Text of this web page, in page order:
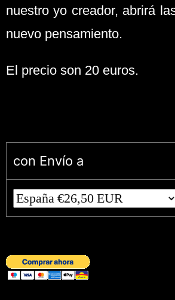
nuestro yo creador, abrirá
nuevo pensamiento.
El precio son 20 euros.
con Envío a